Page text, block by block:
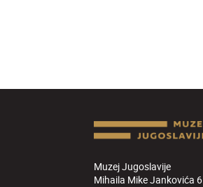
Muzej Jugoslavije
Mihaila Mike Jankovića 6